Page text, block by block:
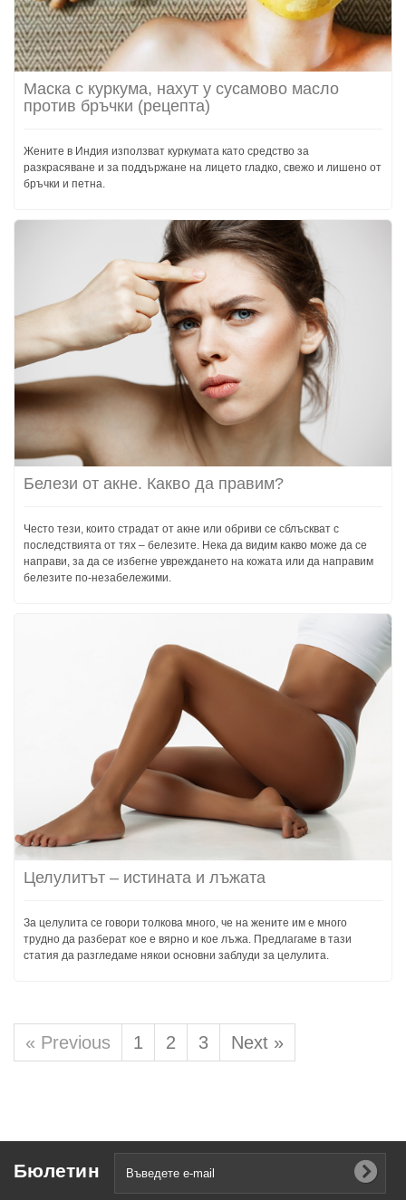
Маска с куркума, нахут у сусамово масло
против бръчки (рецепта)
Жените в Индия използват куркумата като средство за
разкрасяване и за поддържане на лицето гладко, свежо и лишено от
бръчки и петна.
Белези от акне. Какво да правим?
Често тези, които страдат от акне или обриви се сблъскват с
последствията от тях – белезите. Нека да видим какво може да се
направи, за да се избегне увреждането на кожата или да направим
белезите по-незабележими.
Целулитът – истината и лъжата
За целулита се говори толкова много, че на жените им е много
трудно да разберат кое е вярно и кое лъжа. Предлагаме в тази
статия да разгледаме някои основни заблуди за целулита.
« Previous 1 2 3 Next »
Бюлетин